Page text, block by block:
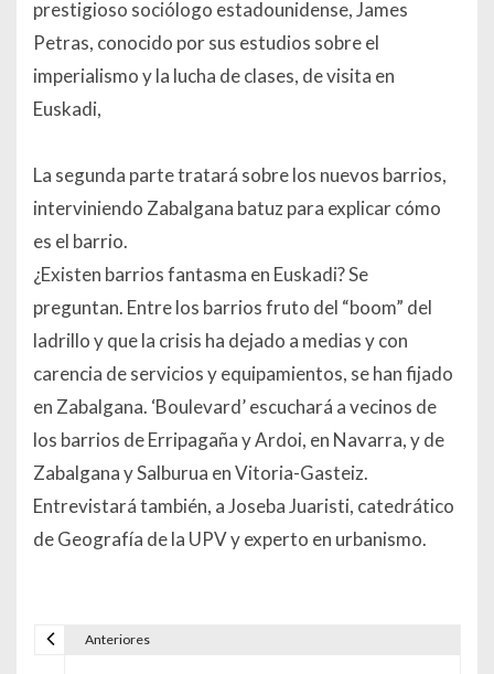
prestigioso sociólogo estadounidense, James
Petras, conocido por sus estudios sobre el
imperialismo y la lucha de clases, de visita en
Euskadi,
La segunda parte tratará sobre los nuevos barrios,
interviniendo Zabalgana batuz para explicar cómo
es el barrio.
¿Existen barrios fantasma en Euskadi? Se
preguntan. Entre los barrios fruto del “boom” del
ladrillo y que la crisis ha dejado a medias y con
carencia de servicios y equipamientos, se han fijado
en Zabalgana. ‘Boulevard’ escuchará a vecinos de
los barrios de Erripagaña y Ardoi, en Navarra, y de
Zabalgana y Salburua en Vitoria-Gasteiz.
Entrevistará también, a Joseba Juaristi, catedrático
de Geografía de la UPV y experto en urbanismo.
Anteriores